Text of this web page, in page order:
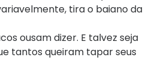
tira o baiano da
ousam dizer. E talvez seja
tantos queiram tapar seus